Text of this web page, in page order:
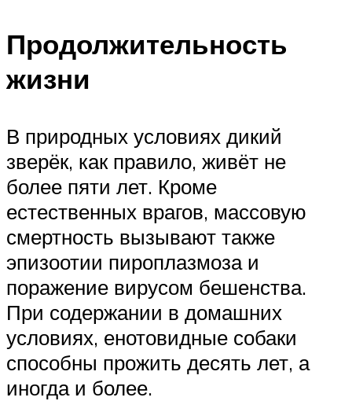
Продолжительность
жизни
В природных условиях дикий
зверёк, как правило, живёт не
более пяти лет. Кроме
естественных врагов, массовую
смертность вызывают также
эпизоотии пироплазмоза и
поражение вирусом бешенства.
При содержании в домашних
условиях, енотовидные собаки
способны прожить десять лет, а
иногда и более.